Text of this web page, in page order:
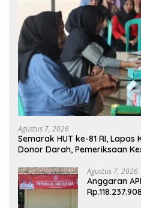
Agustus 7, 2026
Semarak HUT ke-81 RI, Lapas
Donor Darah, Pemeriksaan
Agustus 7, 2026
Anggaran